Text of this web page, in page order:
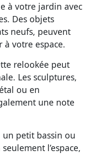
à votre jardin avec
Des objets
neufs, peuvent
votre espace.
relookée peut
Les sculptures,
ou en
une note
un petit bassin ou
l’espace,